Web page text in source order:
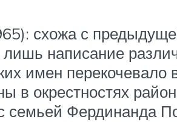
схожа с
написание
имен
в окрестностях
семьей Фердинанда